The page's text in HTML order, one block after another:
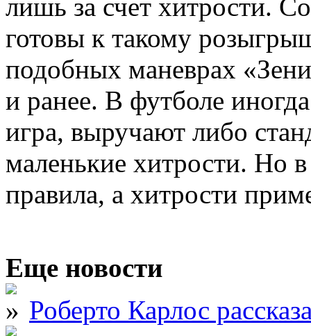
лишь за счет хитрости.
готовы к такому
подобных маневрах
и ранее. В футболе
игра, выручают либо
маленькие хитрости. Но
правила, а хитрости
Еще новости
Роберто Карлос